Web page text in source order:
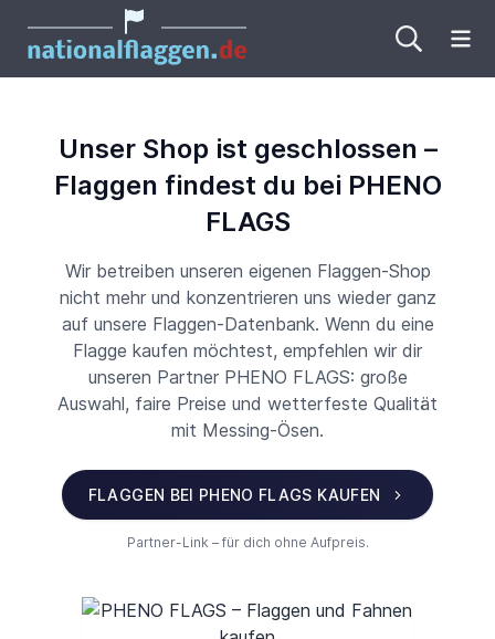
Unser Shop ist geschlossen –
Flaggen findest du bei PHENO
FLAGS
Wir betreiben unseren eigenen Flaggen-Shop
nicht mehr und konzentrieren uns wieder ganz
auf unsere Flaggen-Datenbank. Wenn du eine
Flagge kaufen möchtest, empfehlen wir dir
unseren Partner PHENO FLAGS: große
Auswahl, faire Preise und wetterfeste Qualität
mit Messing-Ösen.
FLAGGEN BEI PHENO FLAGS KAUFEN
Partner-Link – für dich ohne Aufpreis.